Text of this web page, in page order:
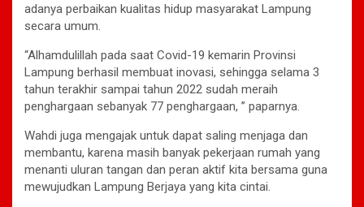
adanya perbaikan kualitas hidup masyarakat Lampung
secara umum.
“Alhamdulillah pada saat Covid-19 kemarin Provinsi
Lampung berhasil membuat inovasi, sehingga selama 3
tahun terakhir sampai tahun 2022 sudah meraih
penghargaan sebanyak 77 penghargaan, ” paparnya.
Wahdi juga mengajak untuk dapat saling menjaga dan
membantu, karena masih banyak pekerjaan rumah yang
menanti uluran tangan dan peran aktif kita bersama guna
mewujudkan Lampung Berjaya yang kita cintai.